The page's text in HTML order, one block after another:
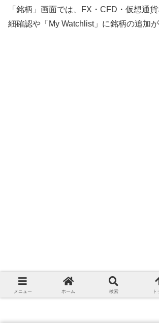
「銘柄」画面では、FX・CFD・仮想通
細確認や「My Watchlist」に銘柄の追加が
メニュー ホーム 検索 ト